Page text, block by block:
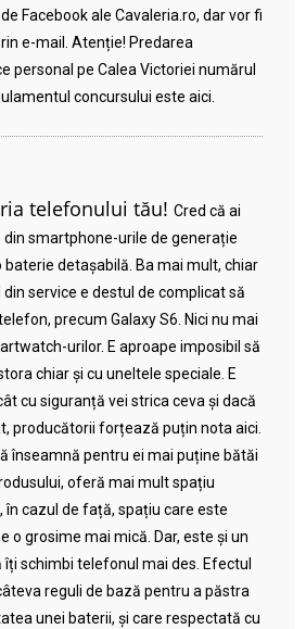
Facebook ale Cavaleria.ro, dar vor fi
e-mail. Atenție! Predarea
personal pe Calea Victoriei numărul
concursului este aici.
telefonului tău! Cred că ai
smartphone-urile de generație
baterie detașabilă. Ba mai mult, chiar
service e destul de complicat să
precum Galaxy S6. Nici nu mai
urilor. E aproape imposibil să
chiar și cu uneltele speciale. E
cu siguranță vei strica ceva și dacă
producătorii forțează puțin nota aici.
înseamnă pentru ei mai puține bătăi
oferă mai mult spațiu
cazul de față, spațiu care este
o grosime mai mică. Dar, este și un
schimbi telefonul mai des. Efectul
reguli de bază pentru a păstra
unei baterii, și care respectată cu